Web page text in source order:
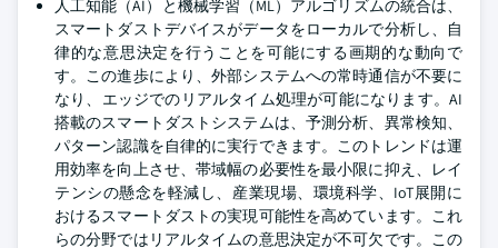
人工知能（AI）と機械学習（ML）アルゴリズムの統合は、
スマートダストデバイスがデータをローカルで分析し、自
律的な意思決定を行うことを可能にする画期的な動向で
す。この進歩により、外部システムへの常時通信が不要に
なり、エッジでのリアルタイム処理が可能になります。AI
搭載のスマートダストシステムは、予測分析、異常検知、
パターン認識を自律的に実行できます。このトレンドは運
用効率を向上させ、帯域幅の必要性を最小限に抑え、レイ
テンシの懸念を軽減し、産業現場、環境科学、IoT展開に
おけるスマートダストの実現可能性を高めています。これ
らの分野ではリアルタイムの意思決定が不可欠です。この